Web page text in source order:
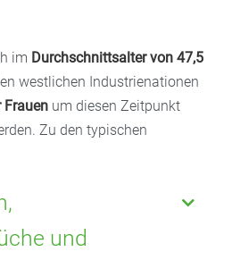
im Durchschnittsalter von 47,5
westlichen Industrienationen
Frauen um diesen Zeitpunkt
Zu den typischen
und